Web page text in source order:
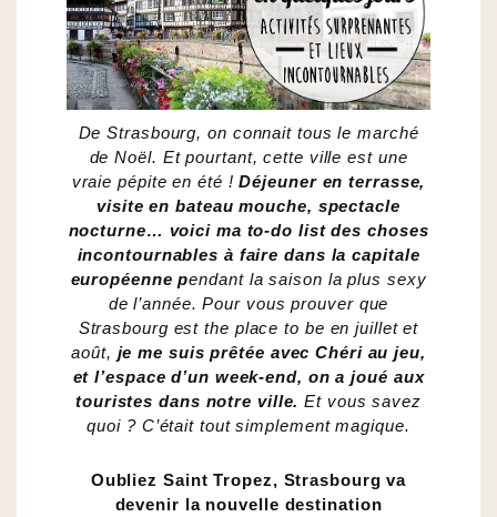
De Strasbourg, on connait tous le marché
de Noël. Et pourtant, cette ville est une
vraie pépite en été !Déjeuner en terrasse,
visite en bateau mouche, spectacle
nocturne… voici ma to-do list des choses
incontournables à faire dans la capitale
européenne pendant la saison la plus sexy
de l’année. Pour vous prouver que
Strasbourg est the place to be en juillet et
août, je me suis prêtée avec Chéri au jeu,
et l’espace d’un week-end, on a joué aux
touristes dans notre ville.Et vous savez
quoi ? C’était tout simplement magique.
Oubliez Saint Tropez, Strasbourg va
devenir la nouvelle destination